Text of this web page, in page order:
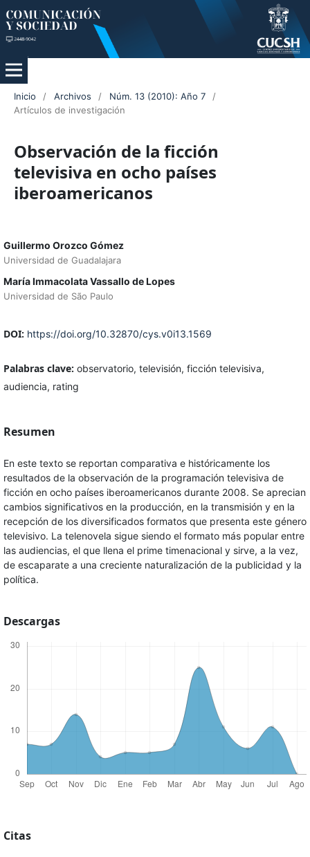
Inicio / Archivos / Núm. 13 (2010): Año 7
/
Artículos de investigación
Observación de la ficción
televisiva en ocho países
iberoamericanos
Guillermo Orozco Gómez
Universidad de Guadalajara
María Immacolata Vassallo de Lopes
Universidad de São Paulo
DOI: https://doi.org/10.32870/cys.v0i13.1569
Palabras clave: observatorio, televisión, ficción televisiva,
audiencia, rating
Resumen
En este texto se reportan comparativa e históricamente los
resultados de la observación de la programación televisiva de
ficción en ocho países iberoamericanos durante 2008. Se aprecian
cambios significativos en la producción, en la transmisión y en la
recepción de los diversificados formatos que presenta este género
televisivo. La telenovela sigue siendo el formato más popular entre
las audiencias, el que llena el prime timenacional y sirve, a la vez,
de escaparate a una creciente naturalización de la publicidad y la
política.
Descargas
Citas